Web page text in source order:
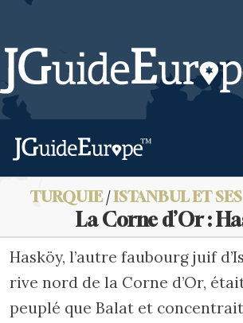
TURQUIE/ISTANBUL ET
La Corne d’Or :
Hasköy, l’autre faubourg juif
rive nord de la Corne d’Or,
peuplé que Balat et